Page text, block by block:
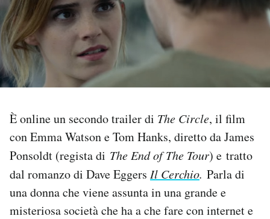
PODCAST
NEWSLETTER
SHOP
CALENDARIO
È online un secondo trailer di The Circle, il film
con Emma Watson e Tom Hanks, diretto da James
Ponsoldt (regista di The End of The Tour) e tratto
dal romanzo di Dave Eggers Il Cerchio. Parla di
una donna che viene assunta in una grande e
misteriosa società che ha a che fare con internet e